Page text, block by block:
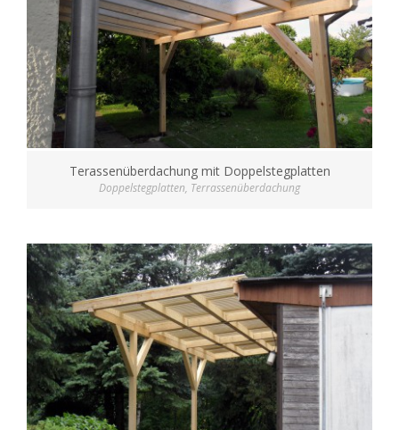
Terassenüberdachung mit Doppelstegplatten
Doppelstegplatten, Terrassenüberdachung